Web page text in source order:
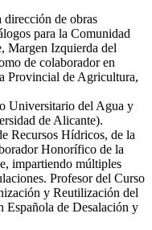
dirección de obras
para la Comunidad
Margen Izquierda del
de colaborador en
Provincial de Agricultura,
Universitario del Agua y
de Alicante).
Recursos Hídricos, de la
Honorífico de la
impartiendo múltiples
Profesor del Curso
y Reutilización del
de Desalación y